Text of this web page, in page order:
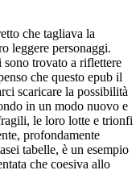
che tagliava la
leggere personaggi.
trovato a riflettere
che questo epub il
scaricare la possibilità
in un modo nuovo e
le loro lotte e trionfi
profondamente
tabelle, è un esempio
che coesiva allo